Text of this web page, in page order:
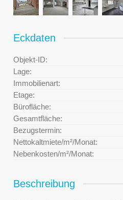
Eckdaten
Objekt-ID:
Lage:
Immobilienart:
Etage:
Bürofläche:
Gesamtfläche:
Bezugstermin:
Nettokaltmiete/m²/Monat:
Nebenkosten/m²/Monat:
Beschreibung